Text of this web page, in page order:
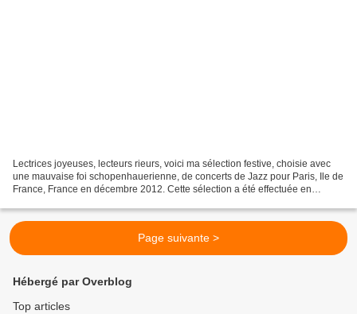
Lectrices joyeuses, lecteurs rieurs, voici ma sélection festive, choisie avec
une mauvaise foi schopenhauerienne, de concerts de Jazz pour Paris, Ile de
France, France en décembre 2012. Cette sélection a été effectuée en
Page suivante >
Hébergé par Overblog
Top articles